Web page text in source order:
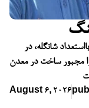
شانگله، در
اما فقر او را مجبور ساخت در معدن
August 6, 2026